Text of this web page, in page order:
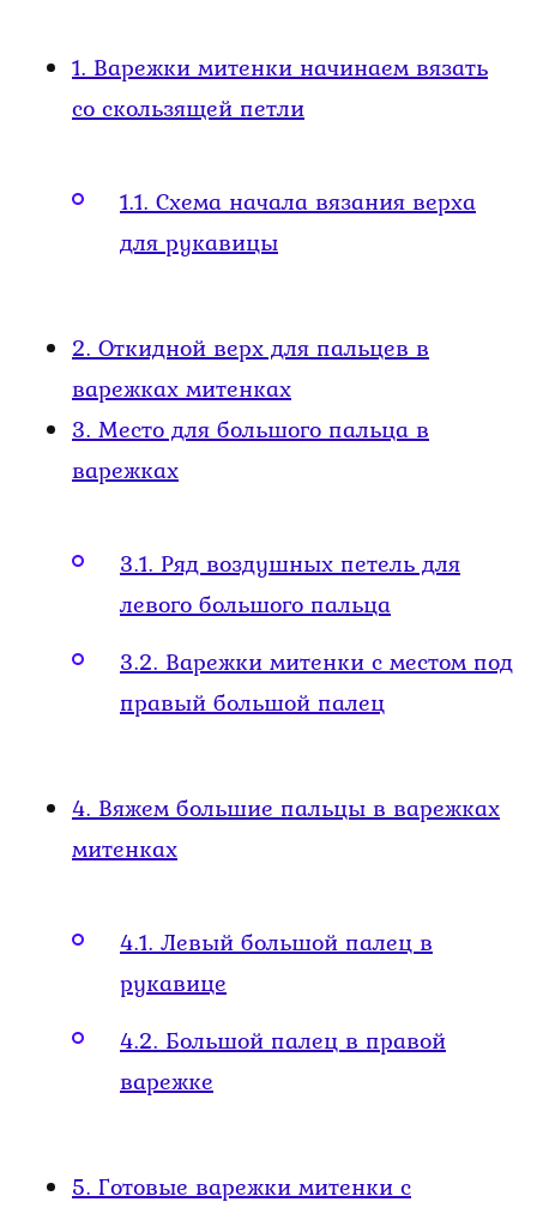
1. Варежки митенки начинаем вязать
со скользящей петли
1.1. Схема начала вязания верха
для рукавицы
2. Откидной верх для пальцев в
варежках митенках
3. Место для большого пальца в
варежках
3.1. Ряд воздушных петель для
левого большого пальца
3.2. Варежки митенки с местом под
правый большой палец
4. Вяжем большие пальцы в варежках
митенках
4.1. Левый большой палец в
рукавице
4.2. Большой палец в правой
варежке
5. Готовые варежки митенки с